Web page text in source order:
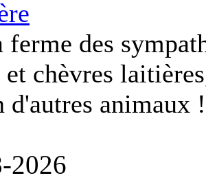
des
et chèvres
d'autres animaux !
2026